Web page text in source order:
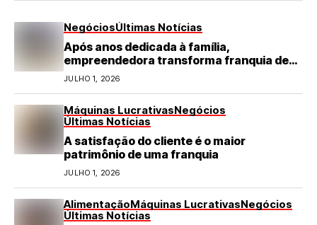
NegóciosÚltimas Notícias
Após anos dedicada à família,
empreendedora transforma franquia de
turismo em negócio de destaque no RN
JULHO 1, 2026
Máquinas LucrativasNegócios
Últimas Notícias
A satisfação do cliente é o maior
patrimônio de uma franquia
JULHO 1, 2026
AlimentaçãoMáquinas LucrativasNegócios
Últimas Notícias